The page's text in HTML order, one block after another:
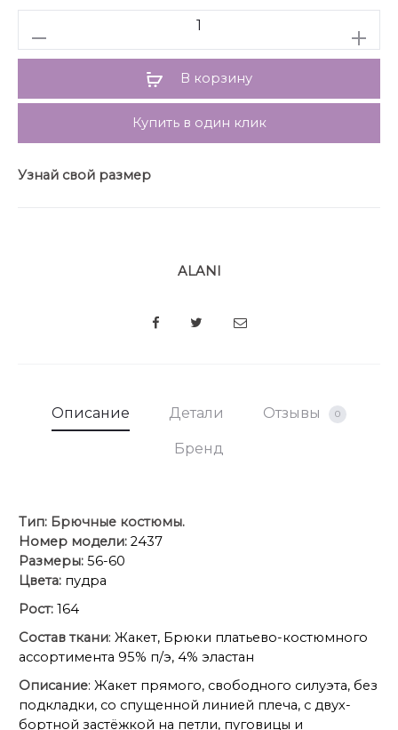
Брюки прямого силуэта, со сгибом, на притачном
поясе с резинкой по боковым. Застёжка типа
«гульфик» на молнию и петлю, пуговицу по краю
пояса. Передние части с имитацией боковых косых
карманов. Задние части с талевыми выточками.
В корзину
Купить в один клик
Узнай свой размер
ALANI
SHARE
Описание Детали Отзывы 0
Бренд
Тип: Брючные костюмы.
Номер модели: 2437
Размеры: 56-60
Цвета: пудра
Рост: 164
Состав ткани: Жакет, Брюки платьево-костюмного
ассортимента 95% п/э, 4% эластан
Описание: Жакет прямого, свободного силуэта, без
подкладки, со спущенной линией плеча, с двух-
бортной застёжкой на петли, пуговицы и